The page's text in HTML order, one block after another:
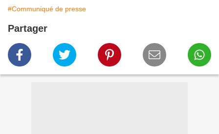
#Communiqué de presse
Partager